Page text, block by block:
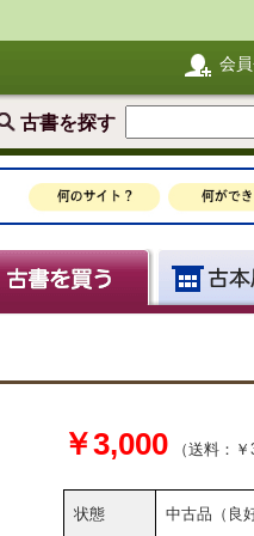
会
古書を探す
￥3,000 （送料：￥
状態 中古品（良好